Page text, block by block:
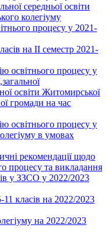
середньої освіти
колегіуму
процесу у 2021-
на ІІ семестр 2021-
освітнього процесу у
освіти Житомирської
громади на час
освітнього процесу у
в умовах
рекомендації щодо
процесу та викладання
у ЗЗСО у 2022/2023
11 класів на 2022/2023
на 2022/2023